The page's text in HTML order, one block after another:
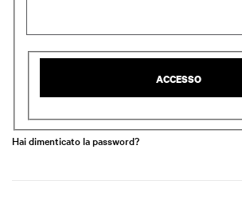
ACCESSO
Hai dimenticato la password?